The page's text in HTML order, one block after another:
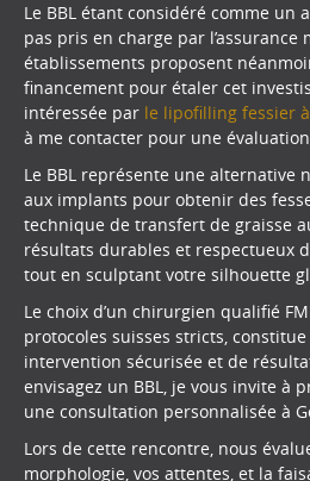
Le BBL étant considéré comme un
pas pris en charge par l’assurance
établissements proposent
financement pour étaler cet
intéressée par le lipofilling fessier
à me contacter pour une
Le BBL représente une alternative
aux implants pour obtenir des
technique de transfert de graisse
résultats durables et respectueux
tout en sculptant votre silhouette
Le choix d’un chirurgien qualifié
protocoles suisses stricts, constitue
intervention sécurisée et de
envisagez un BBL, je vous invite à
une consultation personnalisée à
Lors de cette rencontre, nous
morphologie, vos attentes, et la